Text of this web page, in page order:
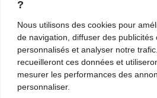
?
Nous utilisons des cookies pour
de navigation, diffuser des publicités
personnalisés et analyser notre
recueilleront ces données et
mesurer les performances des
personnaliser.
et de tendances. Notre équipe
propose quotidiennement de
France et à
Contactez-nous: